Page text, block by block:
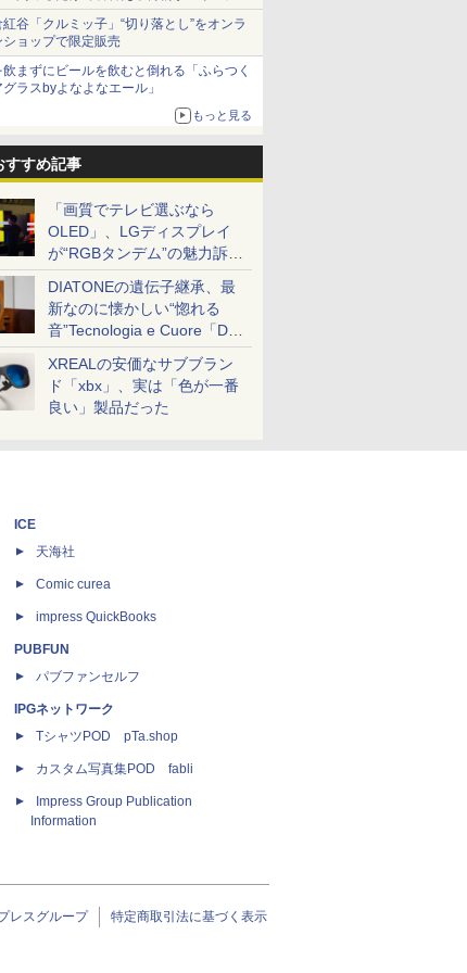
る
谷「クルミッ子」“切り落とし”をオンラ
ショップで限定販売
飲まずにビールを飲むと倒れる「ふらつく
グラスbyよなよなエール」
もっと見る
すすめ記事
「画質でテレビ選ぶなら
OLED」、LGディスプレイ
が“RGBタンデム”の魅力訴
求。液晶とのガチ比較も
DIATONEの遺伝子継承、最
新なのに懐かしい“惚れる
音”Tecnologia e Cuore「DS-
TC52B」を聴く
XREALの安価なサブブラン
ド「xbx」、実は「色が一番
良い」製品だった
ICE
天海社
Comic curea
impress QuickBooks
PUBFUN
パブファンセルフ
IPGネットワーク
TシャツPOD pTa.shop
カスタム写真集POD fabli
Impress Group Publication
Information
レスグループ 特定商取引法に基づく表示